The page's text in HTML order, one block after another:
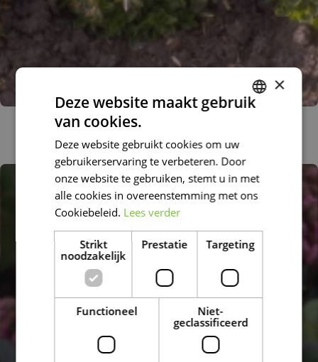
Schoenlappersplant
×
Deze website maakt gebruik
van cookies.
Deze website gebruikt cookies om uw
gebruikerservaring te verbeteren. Door
onze website te gebruiken, stemt u in met
alle cookies in overeenstemming met ons
Cookiebeleid. Lees verder
Strikt
noodzakelijk
Prestatie Targeting
Functioneel
Niet-
geclassificeerd